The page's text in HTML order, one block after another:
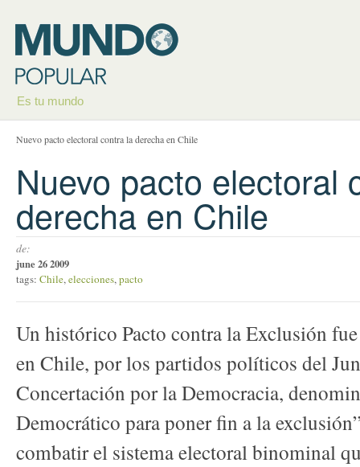
Es tu mundo
Nuevo pacto electoral contra la derecha en Chile
Nuevo pacto electoral
derecha en Chile
de:
june 26 2009
tags: Chile,elecciones,pacto
Un histórico Pacto contra la Exclusión
en Chile, por los partidos políticos del
Concertación por la Democracia,
Democrático para poner fin a la
combatir el sistema electoral binominal